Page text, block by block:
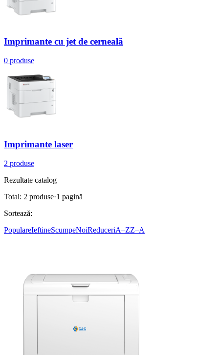
Imprimante cu jet de cerneală
0 produse
Imprimante laser
2 produse
Rezultate catalog
Total: 2 produse·1 pagină
Sortează:
PopulareIeftineScumpeNoiReduceriA–ZZ–A